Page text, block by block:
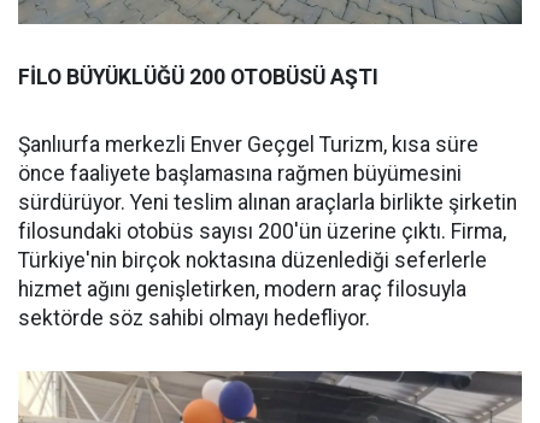
FİLO BÜYÜKLÜĞÜ 200 OTOBÜSÜ AŞTI
Şanlıurfa merkezli Enver Geçgel Turizm, kısa süre
önce faaliyete başlamasına rağmen büyümesini
sürdürüyor. Yeni teslim alınan araçlarla birlikte şirketin
filosundaki otobüs sayısı 200'ün üzerine çıktı. Firma,
Türkiye'nin birçok noktasına düzenlediği seferlerle
hizmet ağını genişletirken, modern araç filosuyla
sektörde söz sahibi olmayı hedefliyor.